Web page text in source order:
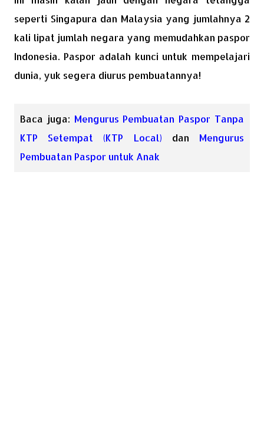
seperti Singapura dan Malaysia yang jumlahnya 2
kali lipat jumlah negara yang memudahkan paspor
Indonesia. Paspor adalah kunci untuk mempelajari
dunia, yuk segera diurus pembuatannya!
Baca juga: Mengurus Pembuatan Paspor Tanpa
KTP Setempat (KTP Local) dan Mengurus
Pembuatan Paspor untuk Anak